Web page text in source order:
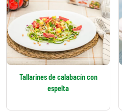
Tallarines de calabacín con
espelta